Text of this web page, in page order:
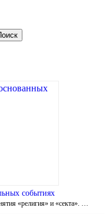
событиях
«религия» и «секта». …